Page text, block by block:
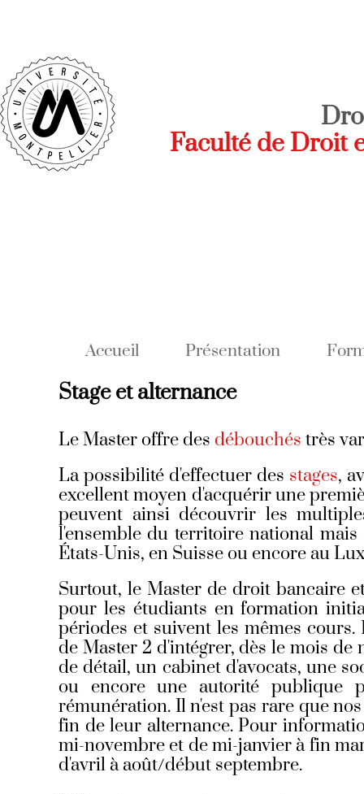
Faculté de Droit
Accueil Présentation
Stage et alternance
Le Master offre des débouchés très
La possibilité d'effectuer des stages,
excellent moyen d'acquérir une
peuvent ainsi découvrir les
l'ensemble du territoire national mais
États-Unis, en Suisse ou encore au
Surtout, le Master de droit bancaire
pour les étudiants en formation
périodes et suivent les mêmes
de Master 2 d'intégrer, dès le mois
de détail, un cabinet d'avocats, une
ou encore une autorité publique
rémunération. Il n'est pas rare que
fin de leur alternance. Pour
mi-novembre et de mi-janvier à fin
d'avril à août/début septembre.